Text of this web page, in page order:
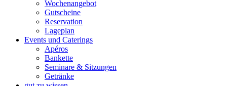
Wochenangebot
Gutscheine
Reservation
Lageplan
Events und Caterings
Apéros
Bankette
Seminare & Sitzungen
Getränke